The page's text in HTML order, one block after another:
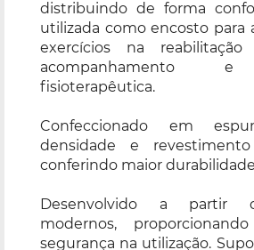
distribuindo de forma
utilizada como encosto para
exercícios na
acompanhamento e
fisioterapêutica.
Confeccionado em
densidade e
conferindo maior
Desenvolvido a partir
modernos,
segurança na utilização.